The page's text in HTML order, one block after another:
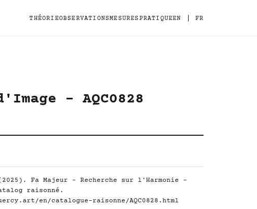
THÉORIEOBSERVATIONSMESURESPRATIQUEEN FR
- AQC0828
Fa Majeur - Recherche sur l'Harmonie -
raisonné.
en/catalogue-raisonne/AQC0828.html